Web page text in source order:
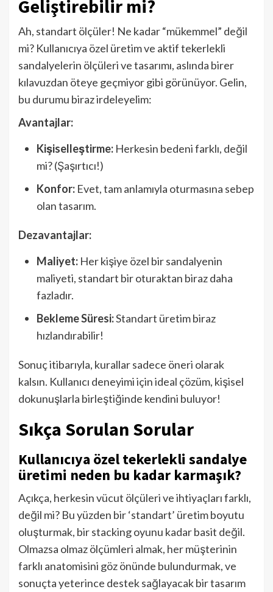
Geliştirebilir mi?
Ah, standart ölçüler! Ne kadar “mükemmel” değil
mi? Kullanıcıya özel üretim ve aktif tekerlekli
sandalyelerin ölçüleri ve tasarımı, aslında birer
kılavuzdan öteye geçmiyor gibi görünüyor. Gelin,
bu durumu biraz irdeleyelim:
Avantajlar:
Kişiselleştirme: Herkesin bedeni farklı, değil
mi? (Şaşırtıcı!)
Konfor: Evet, tam anlamıyla oturmasına sebep
olan tasarım.
Dezavantajlar:
Maliyet: Her kişiye özel bir sandalyenin
maliyeti, standart bir oturaktan biraz daha
fazladır.
Bekleme Süresi:Standart üretim biraz
hızlandırabilir!
Sonuç itibarıyla, kurallar sadece öneri olarak
kalsın. Kullanıcı deneyimi için ideal çözüm, kişisel
dokunuşlarla birleştiğinde kendini buluyor!
Sıkça Sorulan Sorular
Kullanıcıya özel tekerlekli sandalye
üretimi neden bu kadar karmaşık?
Açıkça, herkesin vücut ölçüleri ve ihtiyaçları farklı,
değil mi? Bu yüzden bir ‘standart’ üretim boyutu
oluşturmak, bir stacking oyunu kadar basit değil.
Olmazsa olmaz ölçümleri almak, her müşterinin
farklı anatomisini göz önünde bulundurmak, ve
sonuçta yeterince destek sağlayacak bir tasarım